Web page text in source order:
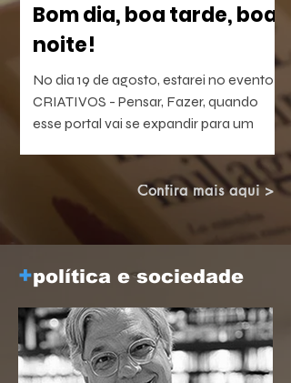
Bom dia, boa tarde, boa
noite!
No dia 19 de agosto, estarei no evento
CRIATIVOS - Pensar, Fazer, quando
esse portal vai se expandir para um
O evento será híbrido, no Colégio
Brasileiro de Altos Estudos (CBAE /
UFRJ), das 15:30 às 18;00. Os links
Confira mais aqui >
+política e sociedade